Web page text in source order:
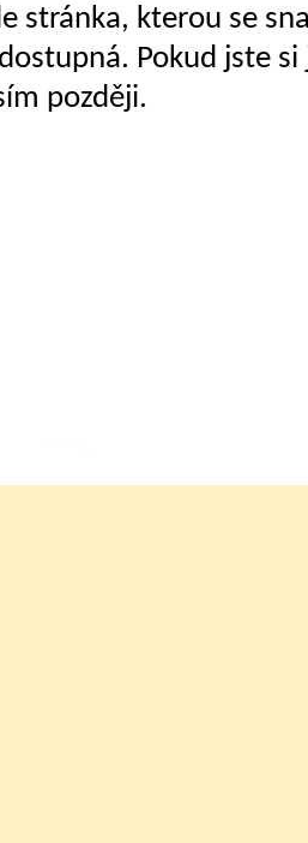
stránka, kterou se
Pokud jste
později.